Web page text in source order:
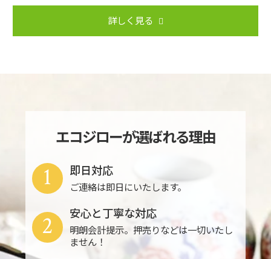
詳しく見る
エコジローが選ばれる理由
即日対応
ご連絡は即日にいたします。
1
安心と丁寧な対応
明朗会計提示。押売りなどは一切いたし
ません！
2